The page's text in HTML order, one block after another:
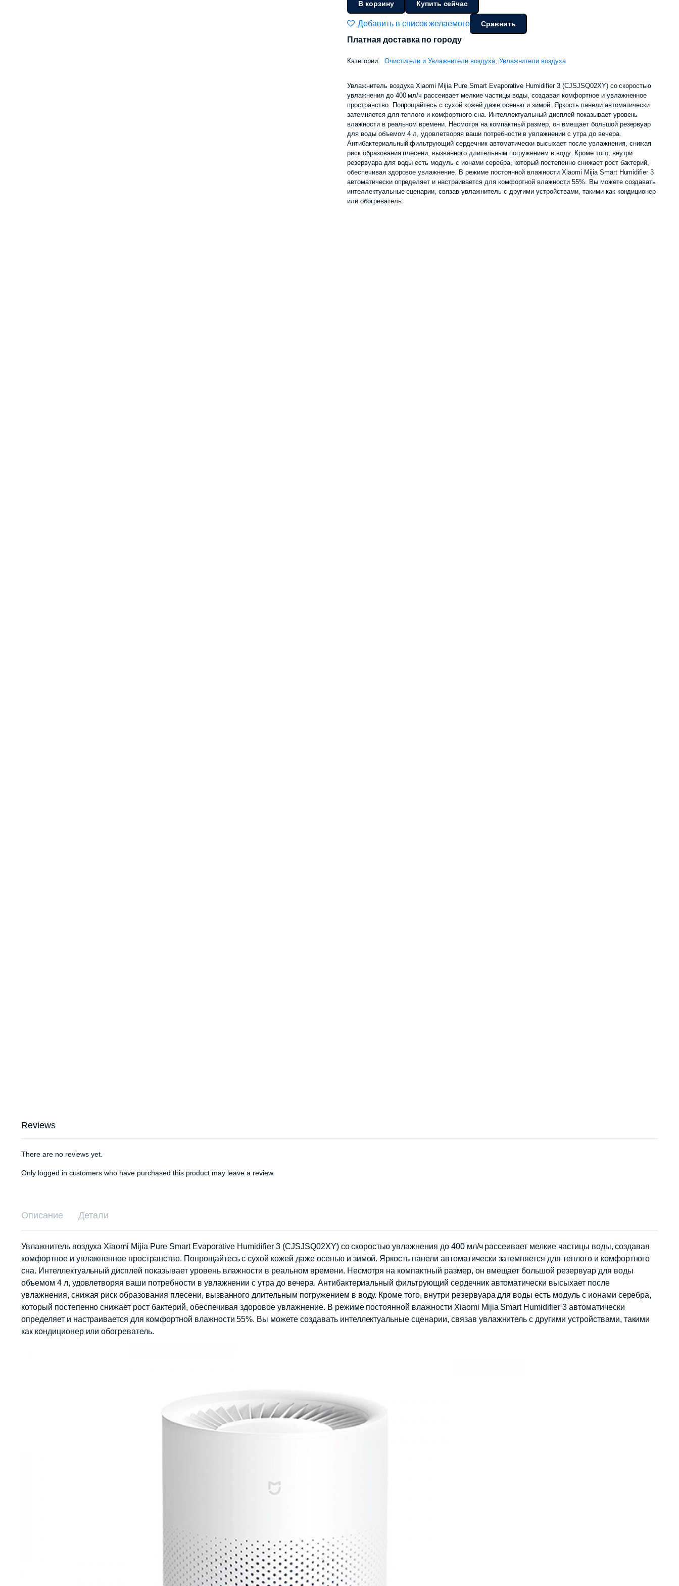
цена
составляла
1
590
000 сум.
цена:
1
190
000 сум.
Xiaomi
Mijia
Smart
Evaporative
(CJSJSQ02XY)
4L
количество
В корзину Купить сейчас
Добавить в список желаемого Сравнить
Платная доставка по городу
Категории: Очистители и Увлажнители воздуха, Увлажнители воздуха
Увлажнитель воздуха Xiaomi Mijia Pure Smart Evaporative Humidifier 3 (CJSJSQ02XY) со скоростью
увлажнения до 400 мл/ч рассеивает мелкие частицы воды, создавая комфортное и увлажненное
пространство. Попрощайтесь с сухой кожей даже осенью и зимой. Яркость панели автоматически
затемняется для теплого и комфортного сна. Интеллектуальный дисплей показывает уровень
влажности в реальном времени. Несмотря на компактный размер, он вмещает большой резервуар
для воды объемом 4 л, удовлетворяя ваши потребности в увлажнении с утра до вечера.
Антибактериальный фильтрующий сердечник автоматически высыхает после увлажнения, снижая
риск образования плесени, вызванного длительным погружением в воду. Кроме того, внутри
резервуара для воды есть модуль с ионами серебра, который постепенно снижает рост бактерий,
обеспечивая здоровое увлажнение. В режиме постоянной влажности Xiaomi Mijia Smart Humidifier 3
автоматически определяет и настраивается для комфортной влажности 55%. Вы можете создавать
интеллектуальные сценарии, связав увлажнитель с другими устройствами, такими как кондиционер
или обогреватель.
Reviews
There are no reviews yet.
Only logged in customers who have purchased this product may leave a review.
Описание Детали
Увлажнитель воздуха Xiaomi Mijia Pure Smart Evaporative Humidifier 3 (CJSJSQ02XY) со скоростью увлажнения до 400 мл/ч рассеивает мелкие частицы воды, создавая
комфортное и увлажненное пространство. Попрощайтесь с сухой кожей даже осенью и зимой. Яркость панели автоматически затемняется для теплого и комфортного
сна. Интеллектуальный дисплей показывает уровень влажности в реальном времени. Несмотря на компактный размер, он вмещает большой резервуар для воды
объемом 4 л, удовлетворяя ваши потребности в увлажнении с утра до вечера. Антибактериальный фильтрующий сердечник автоматически высыхает после
увлажнения, снижая риск образования плесени, вызванного длительным погружением в воду. Кроме того, внутри резервуара для воды есть модуль с ионами серебра,
который постепенно снижает рост бактерий, обеспечивая здоровое увлажнение. В режиме постоянной влажности Xiaomi Mijia Smart Humidifier 3 автоматически
определяет и настраивается для комфортной влажности 55%. Вы можете создавать интеллектуальные сценарии, связав увлажнитель с другими устройствами, такими
как кондиционер или обогреватель.